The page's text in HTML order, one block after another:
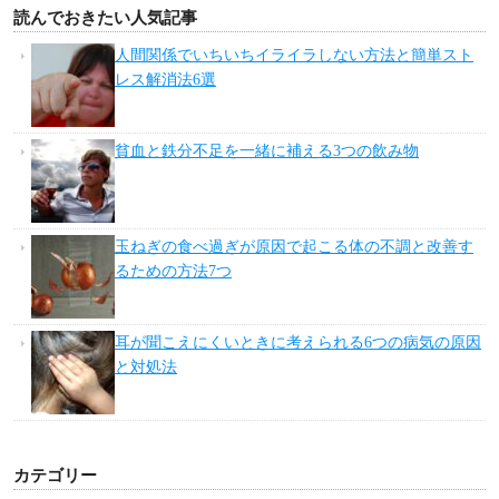
読んでおきたい人気記事
人間関係でいちいちイライラしない方法と簡単スト
レス解消法6選
貧血と鉄分不足を一緒に補える3つの飲み物
玉ねぎの食べ過ぎが原因で起こる体の不調と改善す
るための方法7つ
耳が聞こえにくいときに考えられる6つの病気の原因
と対処法
カテゴリー